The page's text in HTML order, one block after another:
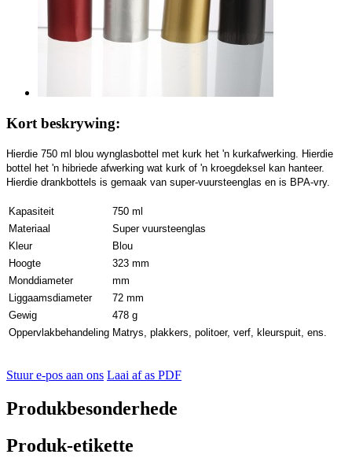
Kort beskrywing:
Hierdie 750 ml blou wynglasbottel met kurk het 'n kurkafwerking. Hierdie
bottel het 'n hibriede afwerking wat kurk of 'n kroegdeksel kan hanteer.
Hierdie drankbottels is gemaak van super-vuursteenglas en is BPA-vry.
Kapasiteit
750 ml
Materiaal
Super vuursteenglas
Kleur
Blou
Hoogte
323 mm
Monddiameter
mm
Liggaamsdiameter
72 mm
Gewig
478 g
Oppervlakbehandeling Matrys, plakkers, politoer, verf, kleurspuit, ens.
Stuur e-pos aan ons Laai af as PDF
Produkbesonderhede
Produk-etikette